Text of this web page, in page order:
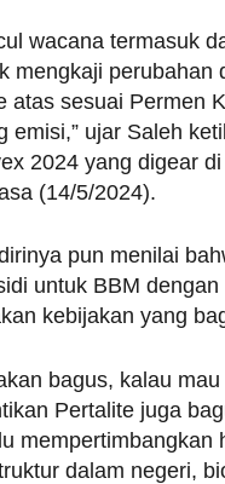
wacana termasuk
mengkaji perubahan
atas sesuai Permen
emisi,” ujar Saleh
2024 yang digear
(14/5/2024).
pun menilai
untuk BBM
kebijakan yang
bagus, kalau
Pertalite juga
mempertimbangkan
dalam negeri,